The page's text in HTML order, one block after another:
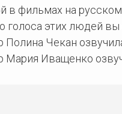
в фильмах на
голоса этих людей
Полина Чекан
Мария Иващенко